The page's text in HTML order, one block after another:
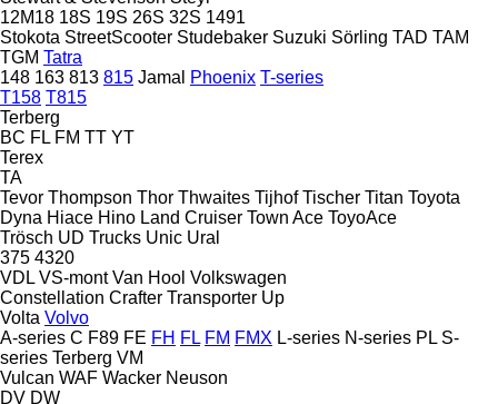
12M18 18S 19S 26S 32S 1491
Stokota StreetScooter Studebaker Suzuki Sörling TAD TAM
TGM Tatra
148 163 813 815 Jamal Phoenix T-series
T158 T815
Terberg
BC FL FM TT YT
Terex
TA
Tevor Thompson Thor Thwaites Tijhof Tischer Titan Toyota
Dyna Hiace Hino Land Cruiser Town Ace ToyoAce
Trösch UD Trucks Unic Ural
375 4320
VDL VS-mont Van Hool Volkswagen
Constellation Crafter Transporter Up
Volta Volvo
A-series C F89 FE FH FL FM FMX L-series N-series PL S-
series Terberg VM
Vulcan WAF Wacker Neuson
DV DW